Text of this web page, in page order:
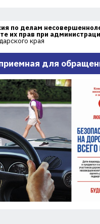
по делам
их прав при
края
для